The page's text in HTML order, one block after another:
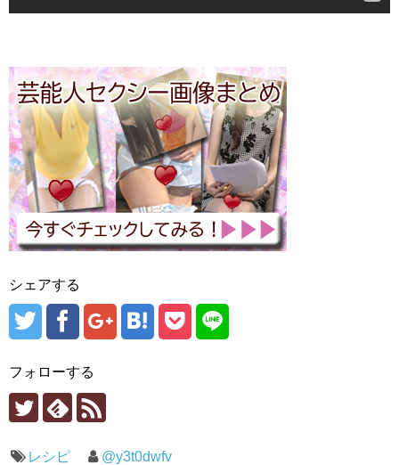
シェアする
フォローする
レシピ @y3t0dwfv